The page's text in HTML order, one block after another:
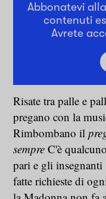
Abbonatevi
contenuti
Avrete
Risate tra palle e
pregano con la
Rimbombano il
sempre C'è
pari e gli
fatte richieste di